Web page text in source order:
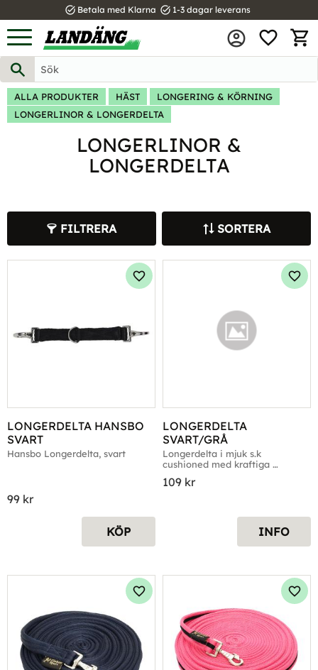
Meny
task_alt Betala med Klarna task_alt 1-3 dagar leverans
ALLA PRODUKTER HÄST
LONGERING & KÖRNING
LONGERLINOR & LONGERDELTA
LONGERLINOR &
LONGERDELTA
FILTRERA SORTERA
LONGERDELTA HANSBO
SVART
Hansbo Longerdelta, svart
99 kr
Lägg till i favoriter
KÖP
LONGERDELTA
SVART/GRÅ
Longerdelta i mjuk s.k
cushioned med kraftiga
svart/grå
109 kr
INFO
Lägg till i favoriter